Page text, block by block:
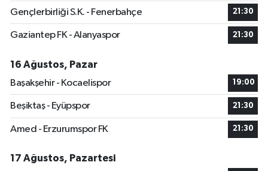
Gençlerbirliği S.K. - Fenerbahçe 21:30
Gaziantep FK - Alanyaspor 21:30
16 Ağustos, Pazar
Başakşehir - Kocaelispor
19:00
Beşiktaş - Eyüpspor 21:30
Amed - Erzurumspor FK 21:30
17 Ağustos, Pazartesi